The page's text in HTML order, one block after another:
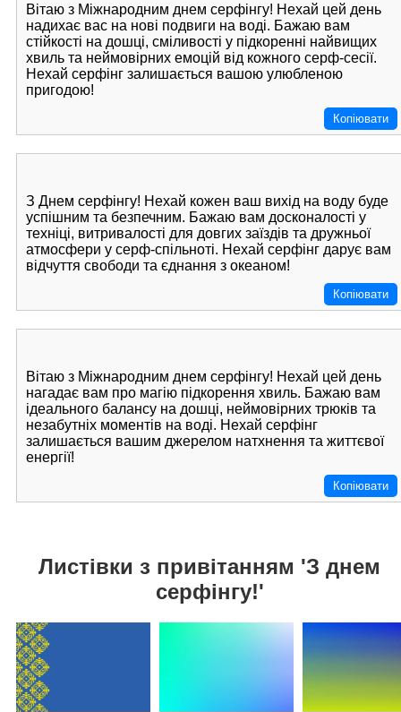
Вітаю з Міжнародним днем серфінгу! Нехай цей день
надихає вас на нові подвиги на воді. Бажаю вам
стійкості на дошці, сміливості у підкоренні найвищих
хвиль та неймовірних емоцій від кожного серф-сесії.
Нехай серфінг залишається вашою улюбленою
пригодою!
Копіювати
З Днем серфінгу! Нехай кожен ваш вихід на воду буде
успішним та безпечним. Бажаю вам досконалості у
техніці, витривалості для довгих заїздів та дружньої
атмосфери у серф-спільноті. Нехай серфінг дарує вам
відчуття свободи та єднання з океаном!
Копіювати
Вітаю з Міжнародним днем серфінгу! Нехай цей день
нагадає вам про магію підкорення хвиль. Бажаю вам
ідеального балансу на дошці, неймовірних трюків та
незабутніх моментів на воді. Нехай серфінг
залишається вашим джерелом натхнення та життєвої
енергії!
Копіювати
Листівки з привітанням 'З днем
серфінгу!'